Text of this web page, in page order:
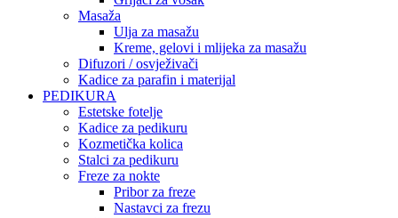
Masaža
Ulja za masažu
Kreme, gelovi i mlijeka za masažu
Difuzori / osvježivači
Kadice za parafin i materijal
PEDIKURA
Estetske fotelje
Kadice za pedikuru
Kozmetička kolica
Stalci za pedikuru
Freze za nokte
Pribor za freze
Nastavci za frezu